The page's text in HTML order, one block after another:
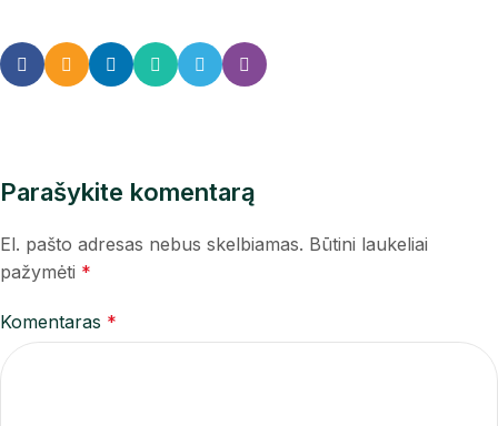
Parašykite komentarą
El. pašto adresas nebus skelbiamas. Būtini laukeliai
pažymėti *
Komentaras *